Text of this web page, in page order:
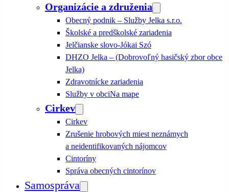
Organizácie a združenia
Obecný podnik – Služby Jelka s.r.o.
Školské a predškolské zariadenia
Jelčianske slovo-Jókai Szó
DHZO Jelka – (Dobrovoľný hasičský zbor obce
Jelka)
Zdravotnícke zariadenia
Služby v obciNa mape
Cirkev
Cirkev
Zrušenie hrobových miest neznámych
a neidentifikovaných nájomcov
Cintoríny
Správa obecných cintorínov
Samospráva